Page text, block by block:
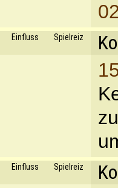
Einfluss Spielreiz
Einfluss Spielreiz